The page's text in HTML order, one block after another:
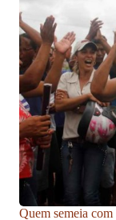
Quem semeia